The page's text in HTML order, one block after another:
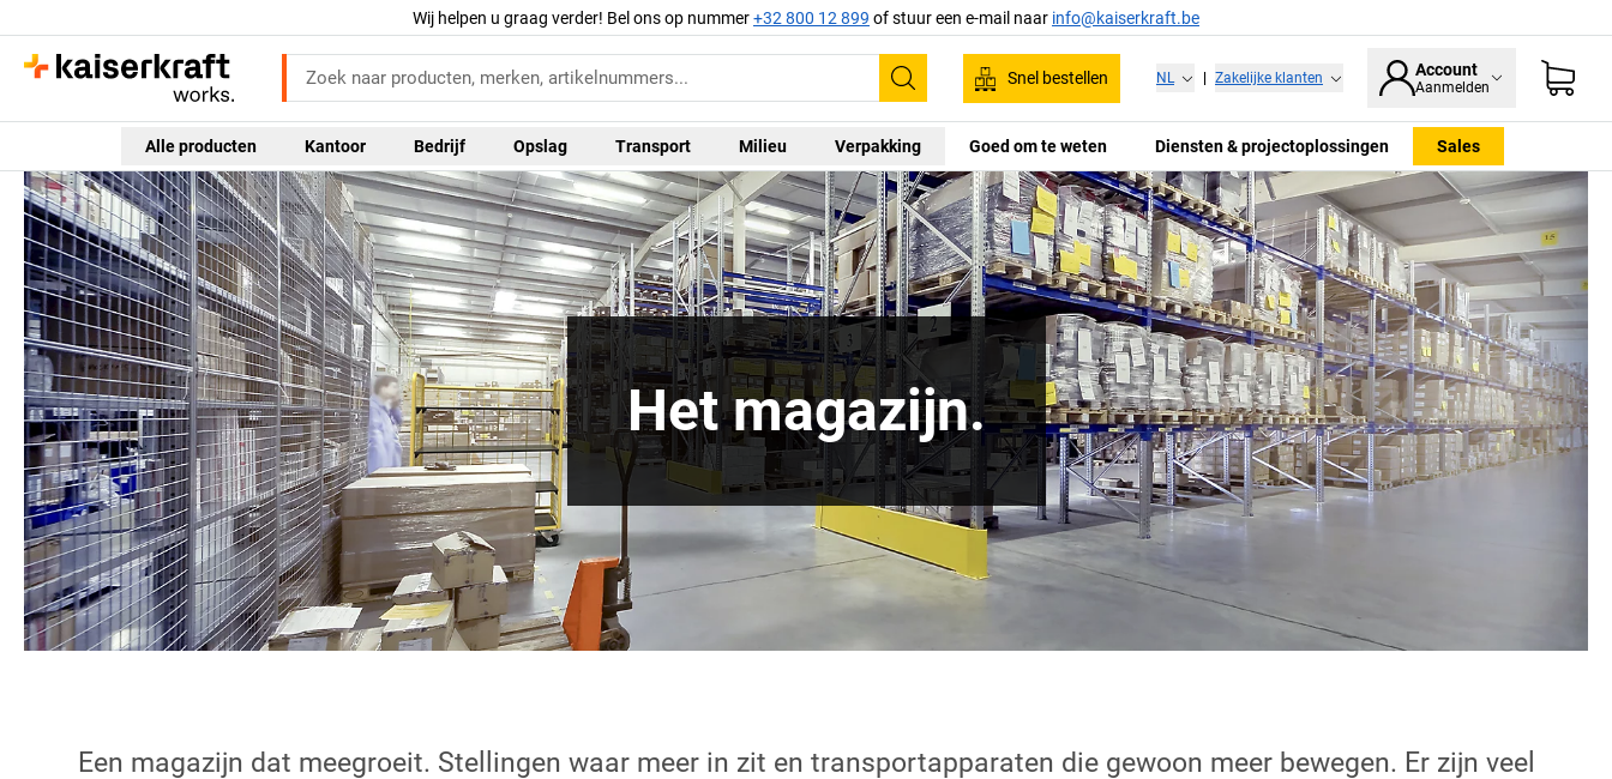
Wij helpen u graag verder! Bel ons op nummer+32 800 12 899 of stuur een e-mail naar info@kaiserkraft.be
Zoeken
Snel bestellen NL Zakelijke klanten Account
Aanmelden
Alle producten Kantoor Bedrijf Opslag Transport Milieu Verpakking Goed om te weten Diensten & projectoplossingen Sales
Het magazijn.
Een magazijn dat meegroeit. Stellingen waar meer in zit en transportapparaten die gewoon meer bewegen. Er zijn veel